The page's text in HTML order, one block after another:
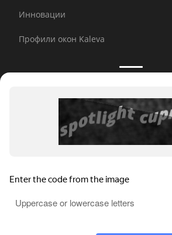
Инновации
Профили окон Kaleva
Принимаем к оплате:
любой информации запрещено.